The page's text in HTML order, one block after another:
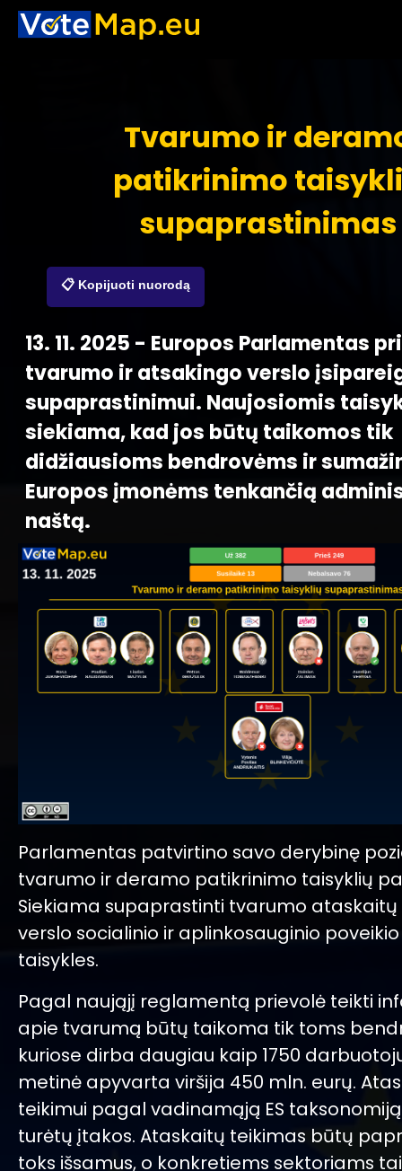
Tvarumo ir
patikrinimo
supaprastinimas
📋 Kopijuoti nuorodą
13. 11. 2025 - Europos Parlamentas
tvarumo ir atsakingo verslo
supaprastinimui. Naujosiomis
siekiama, kad jos būtų taikomos tik
didžiausioms bendrovėms ir
Europos įmonėms tenkančią
naštą.
Parlamentas patvirtino savo derybinę
tvarumo ir deramo patikrinimo taisyklių
Siekiama supaprastinti tvarumo ataskaitų
verslo socialinio ir aplinkosauginio
taisykles.
Pagal naująjį reglamentą prievolė teikti
apie tvarumą būtų taikoma tik toms
kuriose dirba daugiau kaip 1750
metinė apyvarta viršija 450 mln. eurų.
teikimui pagal vadinamąją ES
turėtų įtakos. Ataskaitų teikimas būtų
toks išsamus, o konkretiems sektoriams